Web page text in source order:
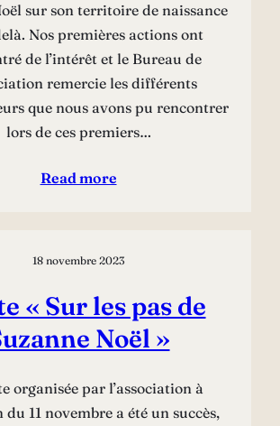
sur son territoire de naissance
Nos premières actions ont
de l’intérêt et le Bureau de
remercie les différents
que nous avons pu rencontrer
lors de ces premiers…
Read more
18 novembre 2023
« Sur les pas de
Noël »
organisée par l’association à
du 11 novembre a été un succès,